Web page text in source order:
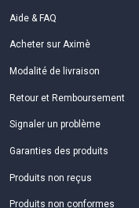
Aide & FAQ
Acheter sur Aximè
Modalité de livraison
Retour et Remboursement
Signaler un problème
Garanties des produits
Produits non reçus
Produits non conformes